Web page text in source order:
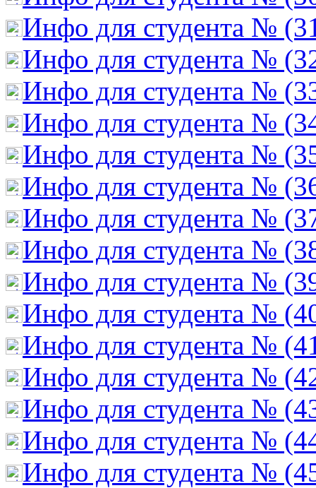
Инфо для студента №
Инфо для студента №
Инфо для студента №
Инфо для студента №
Инфо для студента №
Инфо для студента №
Инфо для студента №
Инфо для студента №
Инфо для студента №
Инфо для студента №
Инфо для студента №
Инфо для студента №
Инфо для студента №
Инфо для студента №
Инфо для студента №